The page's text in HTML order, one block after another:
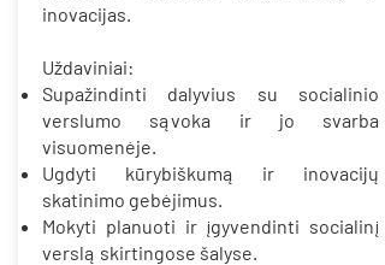
inovacijas.
Uždaviniai:
Supažindinti dalyvius su socialinio
verslumo sąvoka ir jo svarba
visuomenėje.
Ugdyti kūrybiškumą ir inovacijų
skatinimo gebėjimus.
Mokyti planuoti ir įgyvendinti socialinį
verslą skirtingose šalyse.